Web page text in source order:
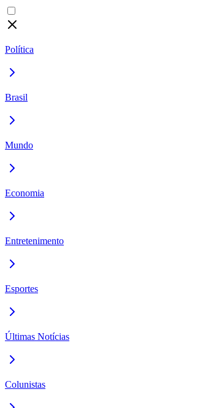
Política
Brasil
Mundo
Economia
Entretenimento
Esportes
Últimas Notícias
Colunistas